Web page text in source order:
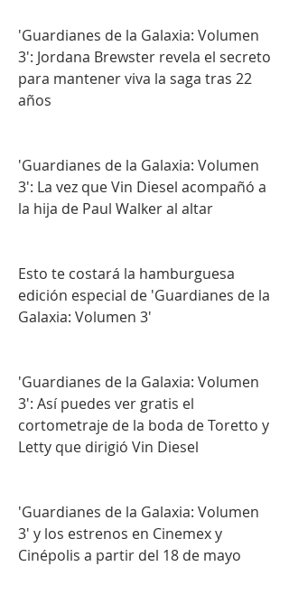
'Guardianes de la Galaxia: Volumen
3': Jordana Brewster revela el secreto
para mantener viva la saga tras 22
años
'Guardianes de la Galaxia: Volumen
3': La vez que Vin Diesel acompañó a
la hija de Paul Walker al altar
Esto te costará la hamburguesa
edición especial de 'Guardianes de la
Galaxia: Volumen 3'
'Guardianes de la Galaxia: Volumen
3': Así puedes ver gratis el
cortometraje de la boda de Toretto y
Letty que dirigió Vin Diesel
'Guardianes de la Galaxia: Volumen
3' y los estrenos en Cinemex y
Cinépolis a partir del 18 de mayo